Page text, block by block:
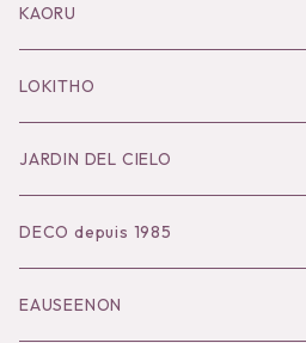
Pierce
Bracelet／Bangle
Ring
Brooch
Hair Accessories
Outer
Tops
Bottoms
Dress
Accessories
KAORU
Necklace
Pierce
Ear Cuff
Bangle
LOKITHO
Tops
Bottoms
Dress
JARDIN DEL CIELO
DECO depuis 1985
EAUSEENON